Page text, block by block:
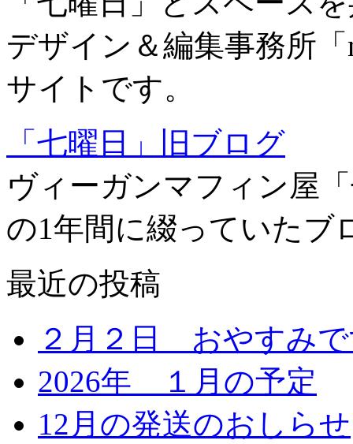
デザイン＆編集事務所
サイトです。
「七曜日」旧ブログ
ヴィーガンマフィン屋
の1年間に綴っていたブ
最近の投稿
２月２日 おやすみ
2026年 １月の予定
12月の発送のおしらせ